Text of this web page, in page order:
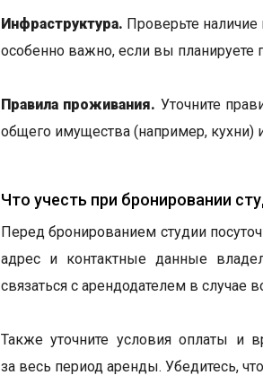
Инфраструктура. Проверьте
особенно важно, если вы планируете
Правила проживания. Уточните
общего имущества (например,
Что учесть при бронировании
Перед бронированием студии
адрес и контактные данные
связаться с арендодателем в случае
Также уточните условия оплаты и
за весь период аренды. Убедитесь,